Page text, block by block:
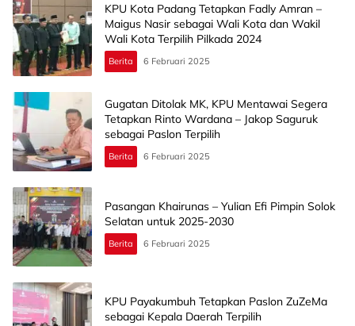
KPU Kota Padang Tetapkan Fadly Amran –
Maigus Nasir sebagai Wali Kota dan Wakil
Wali Kota Terpilih Pilkada 2024
Berita 6 Februari 2025
Gugatan Ditolak MK, KPU Mentawai Segera
Tetapkan Rinto Wardana – Jakop Saguruk
sebagai Paslon Terpilih
Berita 6 Februari 2025
Pasangan Khairunas – Yulian Efi Pimpin Solok
Selatan untuk 2025-2030
Berita 6 Februari 2025
KPU Payakumbuh Tetapkan Paslon ZuZeMa
sebagai Kepala Daerah Terpilih